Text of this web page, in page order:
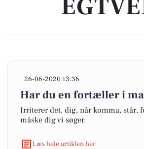
26-06-2020 13:36
Har du en fortæller i
Irriterer det, dig, når komma, står,
måske dig vi søger.
Læs hele artiklen her